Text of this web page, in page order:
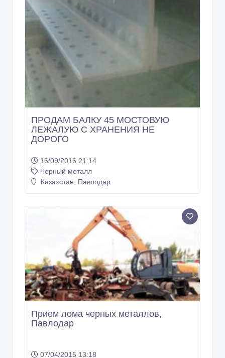
ПРОДАМ БАЛКУ 45 МОСТОВУЮ
ЛЕЖАЛУЮ С ХРАНЕНИЯ НЕ
ДОРОГО
16/09/2016 21:14
Черный металл
Казахстан, Павлодар
Прием лома черных металлов,
Павлодар
07/04/2016 13:18